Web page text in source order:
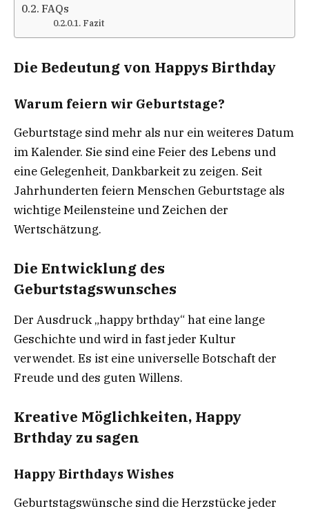
FAQs
Fazit
Die Bedeutung von Happys Birthday
Warum feiern wir Geburtstage?
Geburtstage sind mehr als nur ein weiteres Datum
im Kalender. Sie sind eine Feier des Lebens und
eine Gelegenheit, Dankbarkeit zu zeigen. Seit
Jahrhunderten feiern Menschen Geburtstage als
wichtige Meilensteine und Zeichen der
Wertschätzung.
Die Entwicklung des
Geburtstagswunsches
Der Ausdruck „happy brthday“ hat eine lange
Geschichte und wird in fast jeder Kultur
verwendet. Es ist eine universelle Botschaft der
Freude und des guten Willens.
Kreative Möglichkeiten, Happy
Brthday zu sagen
Happy Birthdays Wishes
Geburtstagswünsche sind die Herzstücke jeder